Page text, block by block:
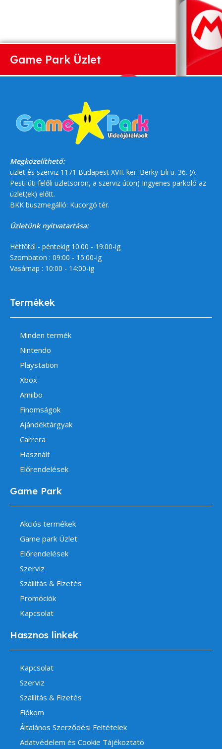
Game Park Üzlet
Megközelíthető:
üzlet és szerviz 1171 Budapest XVII. ker. Berky Lili u. 36. (A
Pesti úti felőli üzletsoron, a szerviz úton) Ingyenes parkoló az
üzlet(ek) előtt.
BKK buszmegálló: Kucorgó tér.
Üzletünk nyitvatartása:
Hétfőtől - péntekig 10:00 - 19:00-ig
Szombaton : 09:00 - 15:00-ig
Vasárnap : 10:00 - 14:00-ig
Termékek
Minden termék
Nintendo
Playstation
Xbox
Amiibo
Finomságok
Ajándéktárgyak
Carrera
Használt
Előrendelések
Game Park
Akciós termékek
Game park Üzlet
Előrendelések
Szerviz
Szállítás & Fizetés
Promóciók
Kapcsolat
Hasznos linkek
Kapcsolat
Szerviz
Szállítás & Fizetés
Fiókom
Általános Szerződési Feltételek
Adatvédelem és Cookie Tájékoztató